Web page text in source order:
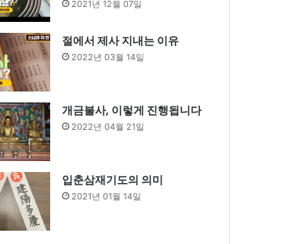
2021년 12월 07일
절에서 제사 지내는 이유
2022년 03월 14일
개금불사, 이렇게 진행됩니다
2022년 04월 21일
입춘삼재기도의 의미
2021년 01월 14일